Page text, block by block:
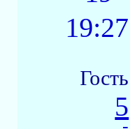
19:27
Гость
5